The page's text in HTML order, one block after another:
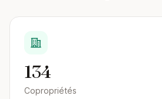
134
Copropriétés